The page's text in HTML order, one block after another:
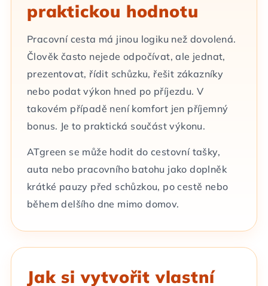
praktickou hodnotu
Pracovní cesta má jinou logiku než dovolená.
Člověk často nejede odpočívat, ale jednat,
prezentovat, řídit schůzku, řešit zákazníky
nebo podat výkon hned po příjezdu. V
takovém případě není komfort jen příjemný
bonus. Je to praktická součást výkonu.
ATgreen se může hodit do cestovní tašky,
auta nebo pracovního batohu jako doplněk
krátké pauzy před schůzkou, po cestě nebo
během delšího dne mimo domov.
Jak si vytvořit vlastní